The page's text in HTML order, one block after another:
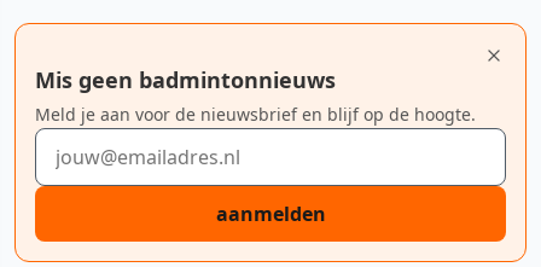
Mis geen badmintonnieuws
Meld je aan voor de nieuwsbrief en blijf op de hoogte.
E-mailadres
aanmelden